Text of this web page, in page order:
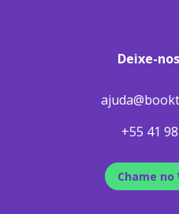
Deixe-
+55 41
Chame no